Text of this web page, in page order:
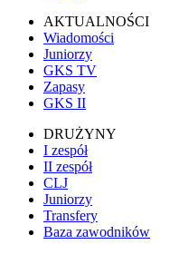
AKTUALNOŚCI
Wiadomości
Juniorzy
GKS TV
Zapasy
GKS II
DRUŻYNY
I zespół
II zespół
CLJ
Juniorzy
Transfery
Baza zawodników